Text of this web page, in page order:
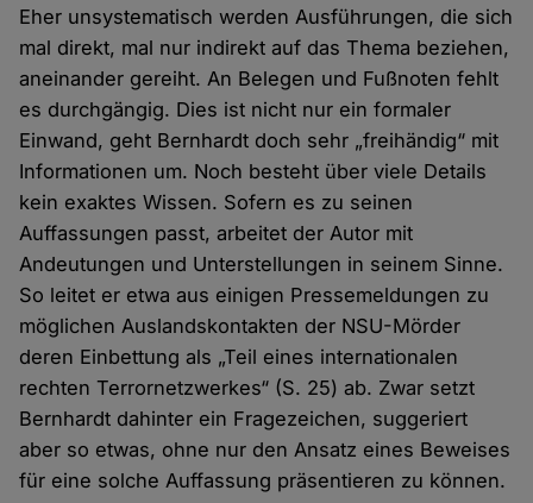
Eher unsystematisch werden Ausführungen, die sich
mal direkt, mal nur indirekt auf das Thema beziehen,
aneinander gereiht. An Belegen und Fußnoten fehlt
es durchgängig. Dies ist nicht nur ein formaler
Einwand, geht Bernhardt doch sehr „freihändig“ mit
Informationen um. Noch besteht über viele Details
kein exaktes Wissen. Sofern es zu seinen
Auffassungen passt, arbeitet der Autor mit
Andeutungen und Unterstellungen in seinem Sinne.
So leitet er etwa aus einigen Pressemeldungen zu
möglichen Auslandskontakten der NSU-Mörder
deren Einbettung als „Teil eines internationalen
rechten Terrornetzwerkes“ (S. 25) ab. Zwar setzt
Bernhardt dahinter ein Fragezeichen, suggeriert
aber so etwas, ohne nur den Ansatz eines Beweises
für eine solche Auffassung präsentieren zu können.